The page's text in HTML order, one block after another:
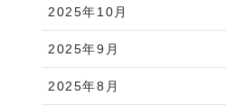
2025年10月
2025年9月
2025年8月